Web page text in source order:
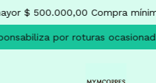
$ 500.000,00 Compra
por roturas